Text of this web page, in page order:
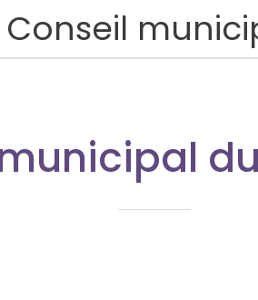
Conseil
du